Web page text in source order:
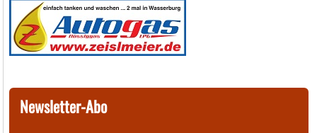
Newsletter-Abo